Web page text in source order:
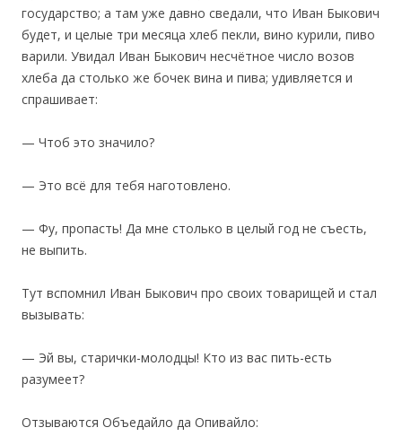
государство; а там уже давно сведали, что Иван Быкович
будет, и целые три месяца хлеб пекли, вино курили, пиво
варили. Увидал Иван Быкович несчётное число возов
хлеба да столько же бочек вина и пива; удивляется и
спрашивает:
— Чтоб это значило?
— Это всё для тебя наготовлено.
— Фу, пропасть! Да мне столько в целый год не съесть,
не выпить.
Тут вспомнил Иван Быкович про своих товарищей и стал
вызывать:
— Эй вы, старички-молодцы! Кто из вас пить-есть
разумеет?
Отзываются Объедайло да Опивайло: